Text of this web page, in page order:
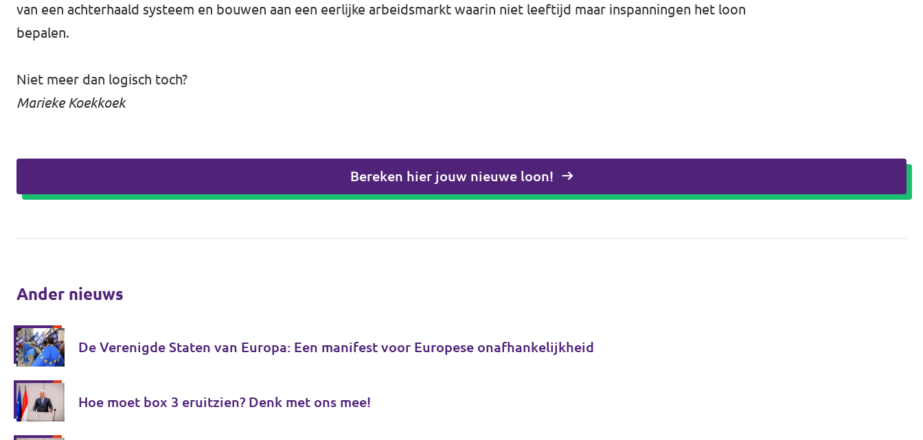
van een achterhaald systeem en bouwen aan een eerlijke arbeidsmarkt waarin niet leeftijd maar inspanningen het loon
bepalen.
Niet meer dan logisch toch?
Marieke Koekkoek
Bereken hier jouw nieuwe loon!
Ander nieuws
De Verenigde Staten van Europa: Een manifest voor Europese onafhankelijkheid
Hoe moet box 3 eruitzien? Denk met ons mee!